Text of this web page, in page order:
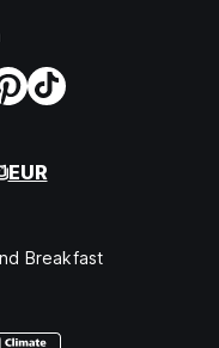
EUR
Breakfast